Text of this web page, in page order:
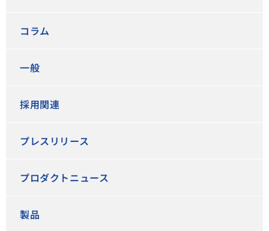
コラム
一般
採用関連
プレスリリース
プロダクトニュース
製品